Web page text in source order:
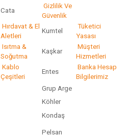
Cata
Gizlilik Ve
Güvenlik
Hırdavat & El
Aletleri
Kumtel
Tüketici
Yasası
Isıtma &
Soğutma
Kaşkar
Müşteri
Hizmetleri
Kablo
Çeşitleri
Entes
Banka Hesap
Bilgilerimiz
Grup Arge
Köhler
Kondaş
Pelsan